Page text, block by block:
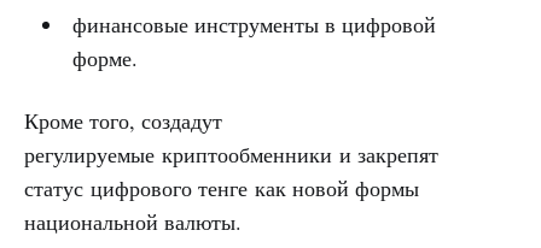
финансовые инструменты в цифровой
форме.
Кроме того, создадут
регулируемые криптообменники и закрепят
статус цифрового тенге как новой формы
национальной валюты.